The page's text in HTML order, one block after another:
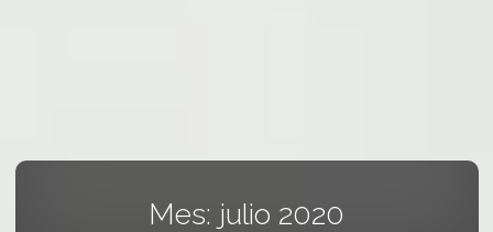
Mes: julio 2020